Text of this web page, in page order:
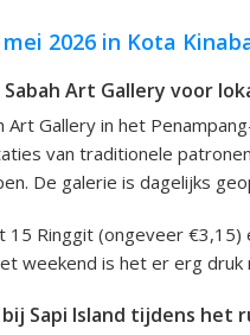
2026 in Kota
Sabah Art Gallery voor
Art Gallery in het
van traditionele
De galerie is dagelijks
15 Ringgit (ongeveer
weekend is het er erg druk
Sapi Island tijdens het